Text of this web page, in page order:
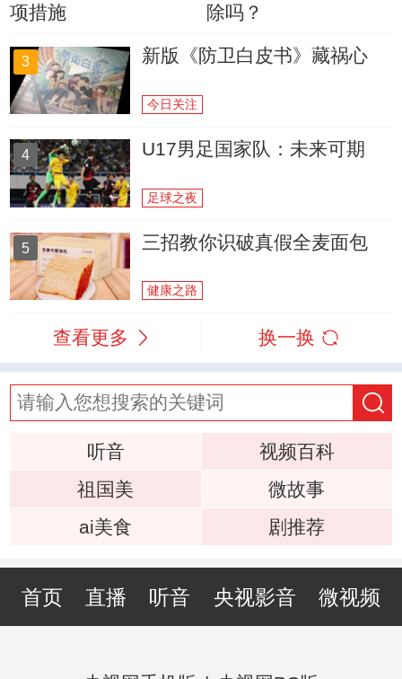
项措施
除吗？
3 新版《防卫白皮书》藏祸心
今日关注
4 U17男足国家队：未来可期
足球之夜
5 三招教你识破真假全麦面包
健康之路
查看更多 换一换
听音
视频百科
祖国美
微故事
ai美食
剧推荐
首页 直播 听音 央视影音 微视频